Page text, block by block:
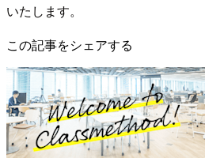
いたします。
この記事をシェアする